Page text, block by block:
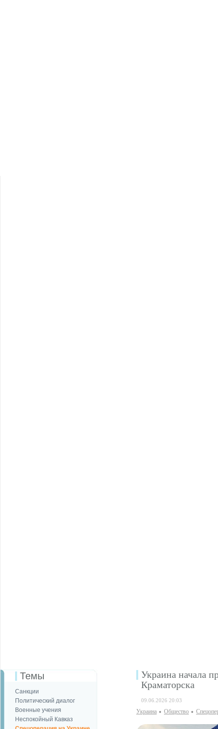
Темы
Санкции
Политический диалог
Военные учения
Неспокойный Кавказ
Украина начала
Краматорска
09.06.2026 20:03
Украина Общество